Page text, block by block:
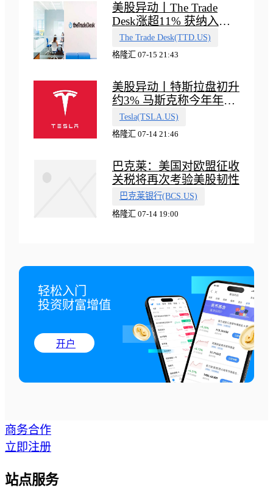
美股异动丨The Trade
Desk涨超11% 获纳入标
普500指数
The Trade Desk(TTD.US)
格隆汇 07-15 21:43
美股异动丨特斯拉盘初升
约3% 马斯克称今年年底
会有‘史诗级震撼’的演示
Tesla(TSLA.US)
格隆汇 07-14 21:46
巴克莱：美国对欧盟征收
关税将再次考验美股韧性
巴克莱银行(BCS.US)
格隆汇 07-14 19:00
轻松入门
投资财富增值
开户
商务合作
立即注册
站点服务